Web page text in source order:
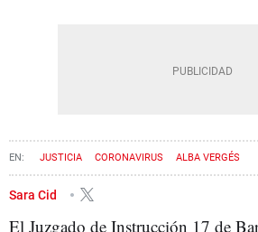
JUSTICIA CORONAVIRUS ALBA VERGÉS
Sara Cid
El Juzgado de Instrucción 17 de